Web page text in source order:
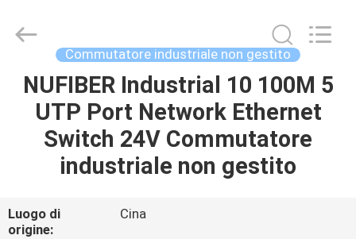
CASA
PRODOTTI
NOI
Technology
Co.,Ltd.
Developed
Commutatore industriale non gestito
NUFIBER Industrial 10 100M 5
UTP Port Network Ethernet
Switch 24V Commutatore
industriale non gestito
Luogo di
origine:
Cina